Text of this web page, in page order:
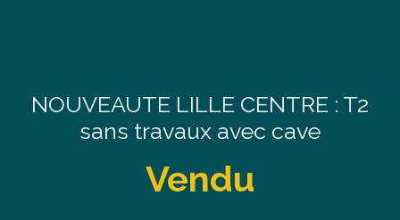
NOUVEAUTE LILLE CENTRE : T2
sans travaux avec cave
Vendu